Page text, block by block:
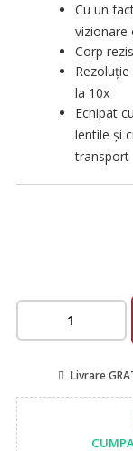
Cu un
vizionare
Corp
la 10x
Echipat
lentile și
transport
Livrare